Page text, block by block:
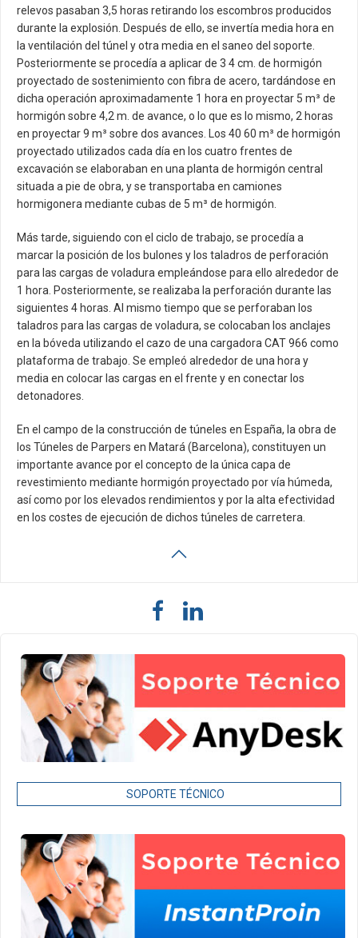
relevos pasaban 3,5 horas retirando los escombros producidos
durante la explosión. Después de ello, se invertía media hora en
la ventilación del túnel y otra media en el saneo del soporte.
Posteriormente se procedía a aplicar de 3 4 cm. de hormigón
proyectado de sostenimiento con fibra de acero, tardándose en
dicha operación aproximadamente 1 hora en proyectar 5 m³ de
hormigón sobre 4,2 m. de avance, o lo que es lo mismo, 2 horas
en proyectar 9 m³ sobre dos avances. Los 40 60 m³ de hormigón
proyectado utilizados cada día en los cuatro frentes de
excavación se elaboraban en una planta de hormigón central
situada a pie de obra, y se transportaba en camiones
hormigonera mediante cubas de 5 m³ de hormigón.
Más tarde, siguiendo con el ciclo de trabajo, se procedía a
marcar la posición de los bulones y los taladros de perforación
para las cargas de voladura empleándose para ello alrededor de
1 hora. Posteriormente, se realizaba la perforación durante las
siguientes 4 horas. Al mismo tiempo que se perforaban los
taladros para las cargas de voladura, se colocaban los anclajes
en la bóveda utilizando el cazo de una cargadora CAT 966 como
plataforma de trabajo. Se empleó alrededor de una hora y
media en colocar las cargas en el frente y en conectar los
detonadores.
En el campo de la construcción de túneles en España, la obra de
los Túneles de Parpers en Matará (Barcelona), constituyen un
importante avance por el concepto de la única capa de
revestimiento mediante hormigón proyectado por vía húmeda,
así como por los elevados rendimientos y por la alta efectividad
en los costes de ejecución de dichos túneles de carretera.
SOPORTE TÉCNICO